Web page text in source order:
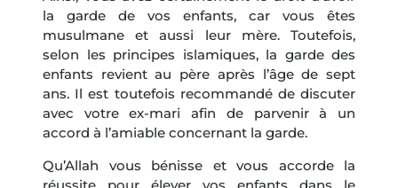
la garde de vos enfants, car vous êtes
musulmane et aussi leur mère. Toutefois,
selon les principes islamiques, la garde des
enfants revient au père après l’âge de sept
ans. Il est toutefois recommandé de discuter
avec votre ex-mari afin de parvenir à un
accord à l’amiable concernant la garde.
Qu’Allah vous bénisse et vous accorde la
réussite pour élever vos enfants dans le